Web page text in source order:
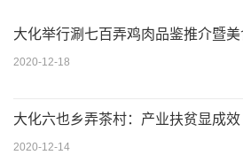
大化举行涮七百弄鸡肉品鉴推介暨
2020-12-18
大化六也乡弄茶村：产业扶贫显成
2020-12-14